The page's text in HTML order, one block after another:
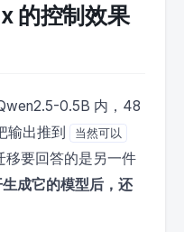
的控制效果
0.5B 内，48
输出推到
当然可以
移要回答的是另一件
成它的模型后，还